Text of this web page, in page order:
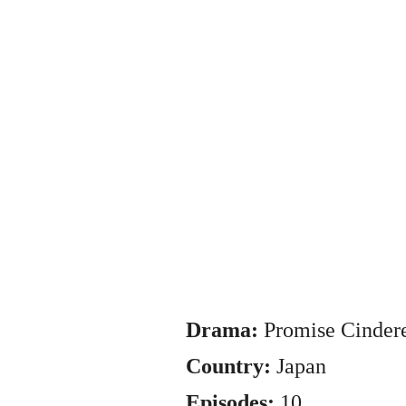
Drama: Promise
Country: Japan